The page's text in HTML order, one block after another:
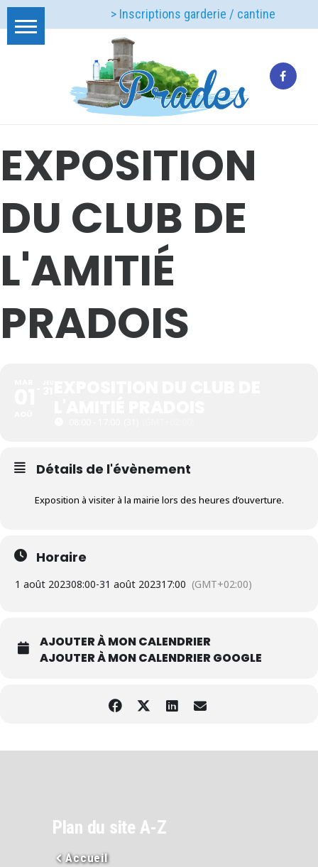
> Inscriptions garderie / cantine
EXPOSITION
DU CLUB DE
L'AMITIÉ
PRADOIS
Détails de l'évènement
Exposition à visiter à la mairie lors des heures d’ouverture.
Horaire
1 août 202308:00-31 août 202317:00 (GMT+02:00)
AJOUTER À MON CALENDRIER
AJOUTER À MON CALENDRIER GOOGLE
Plan du site A-Z
Accueil